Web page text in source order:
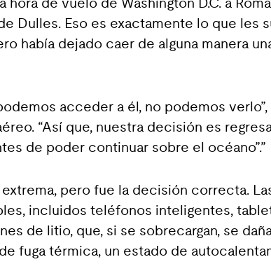
hora de vuelo de Washington D.C. a
Dulles. Eso es exactamente lo que les
había dejado caer de alguna
acceder a él, no podemos
“Así que, nuestra decisión es
de poder continuar sobre el océano”.”
pero fue la decisión correcta.
incluidos teléfonos inteligentes,
de litio, que, si se sobrecargan, se
fuga térmica, un estado de